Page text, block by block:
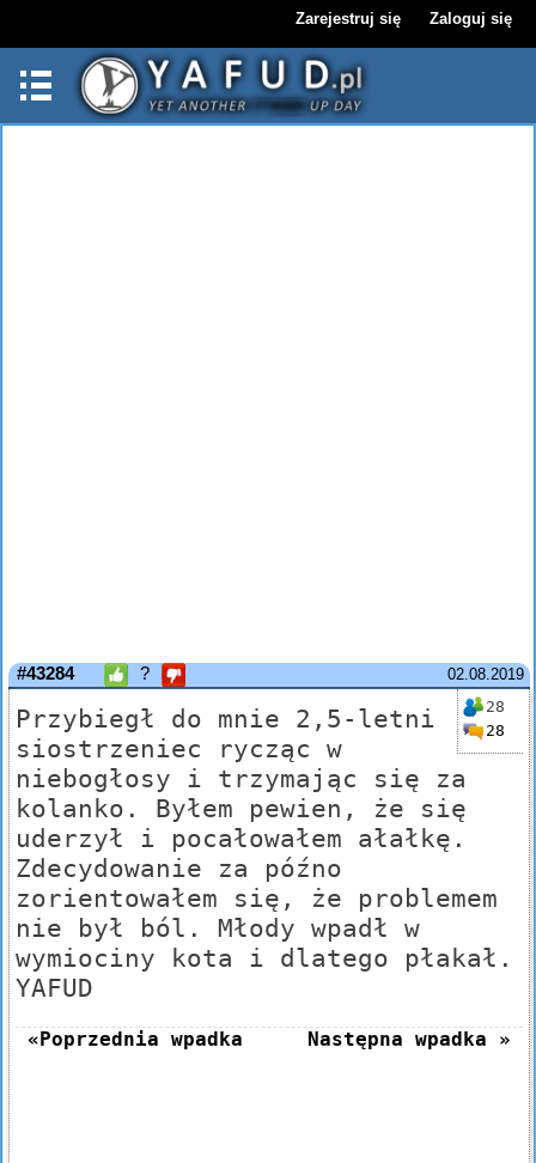
Zarejestruj się Zaloguj się
02.08.2019
#43284 ?
28
28
Przybiegł do mnie 2,5-letni
siostrzeniec rycząc w
niebogłosy i trzymając się za
kolanko. Byłem pewien, że się
uderzył i pocałowałem ałałkę.
Zdecydowanie za późno
zorientowałem się, że problemem
nie był ból. Młody wpadł w
wymiociny kota i dlatego płakał.
YAFUD
«Poprzednia wpadka Następna wpadka »